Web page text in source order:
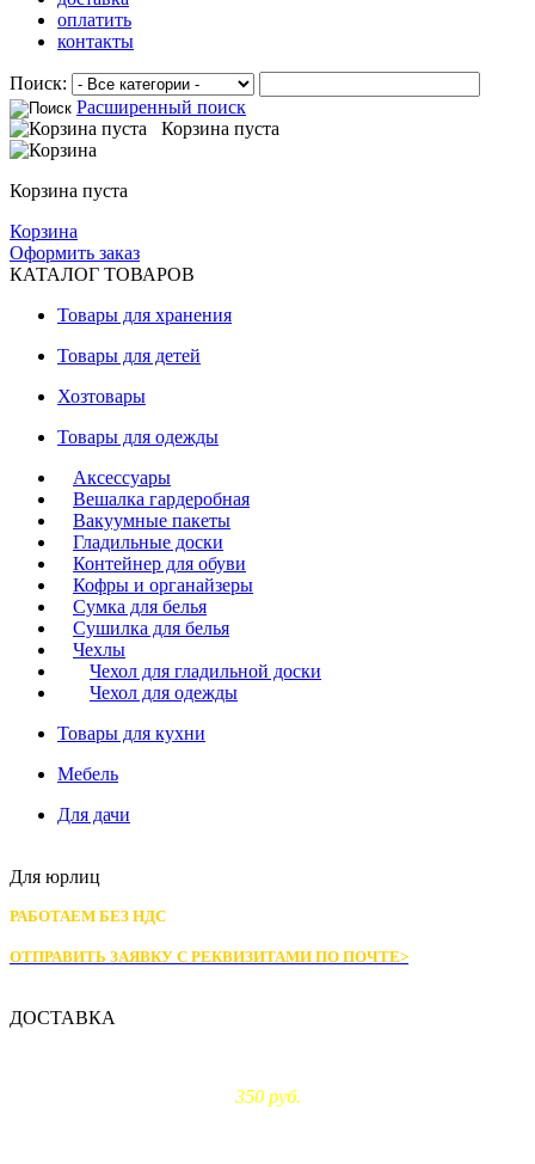
оплатить
контакты
Поиск:
Расширенный поиск
Корзина пуста
Корзина пуста
Корзина
Оформить заказ
КАТАЛОГ ТОВАРОВ
Товары для хранения
Товары для детей
Хозтовары
Товары для одежды
Аксессуары
Вешалка гардеробная
Вакуумные пакеты
Гладильные доски
Контейнер для обуви
Кофры и органайзеры
Сумка для белья
Сушилка для белья
Чехлы
Чехол для гладильной доски
Чехол для одежды
Товары для кухни
Мебель
Для дачи
Для юрлиц
РАБОТАЕМ БЕЗ НДС
ОТПРАВИТЬ ЗАЯВКУ С РЕКВИЗИТАМИ ПО ПОЧТЕ>
ДОСТАВКА
350 руб.